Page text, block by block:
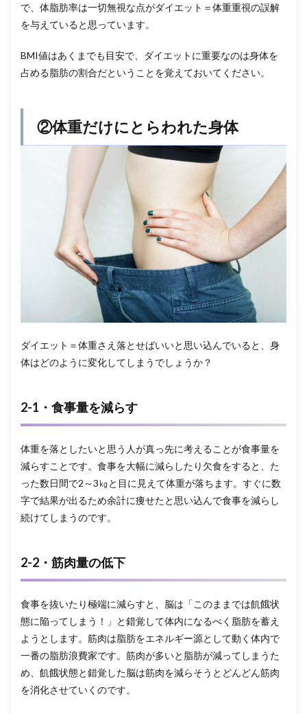
3.3
3-
3・
ササ
イズ
より
チ
で、体脂肪率は一切無視な点がダイエット＝体重重視の誤解
を与えていると思っています。
BMI値はあくまでも目安で、ダイエットに重要なのは身体を
占める脂肪の割合だということを覚えておいてください。
②体重だけにとらわれた身体
ダイエット＝体重さえ落とせばいいと思い込んでいると、身
体はどのように変化してしまうでしょうか？
2-1・食事量を減らす
体重を落としたいと思う人が真っ先に考えることが食事量を
減らすことです。食事を大幅に減らしたり欠食をすると、た
った数日間で2～3㎏と目に見えて体重が落ちます。すぐに数
字で結果が出るため余計に痩せたと思い込んで食事を減らし
続けてしまうのです。
2-2・筋肉量の低下
食事を抜いたり極端に減らすと、脳は「このままでは飢餓状
態に陥ってしまう！」と錯覚して体内になるべく脂肪を蓄え
ようとします。筋肉は脂肪をエネルギー源として動く体内で
一番の脂肪浪費家です。筋肉が多いと脂肪が減ってしまうた
め、飢餓状態と錯覚した脳は筋肉を減らそうとどんどん筋肉
を消化させていくのです。